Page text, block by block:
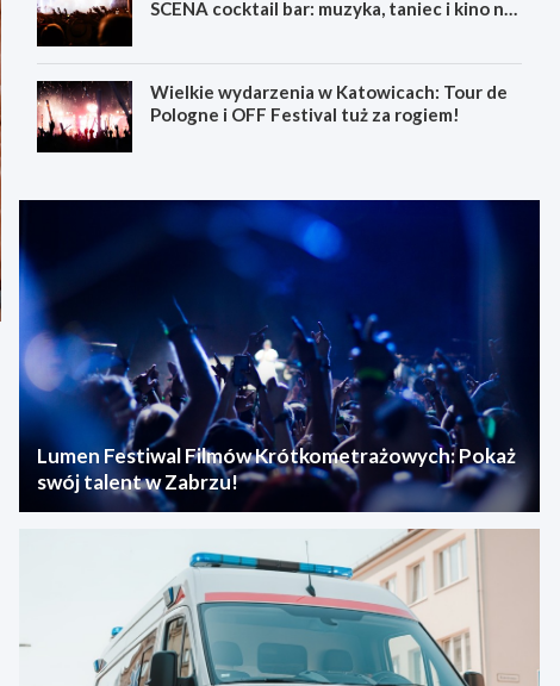
SCENA cocktail bar: muzyka, taniec i kino na
Wielkie wydarzenia w Katowicach: Tour de
Pologne i OFF Festival tuż za rogiem!
Lumen Festiwal Filmów Krótkometrażowych: Pokaż
swój talent w Zabrzu!